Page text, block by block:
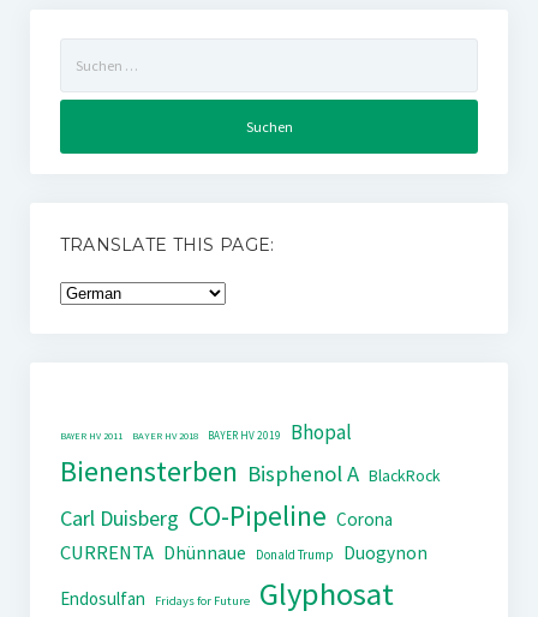
nach:
TRANSLATE THIS PAGE:
BAYER HV 2011 BAYER HV 2018 BAYER HV 2019 Bhopal
Bienensterben Bisphenol A BlackRock
Carl Duisberg CO-Pipeline Corona
CURRENTA Dhünnaue Donald Trump
Duogynon
Endosulfan
Fridays for Future Glyphosat